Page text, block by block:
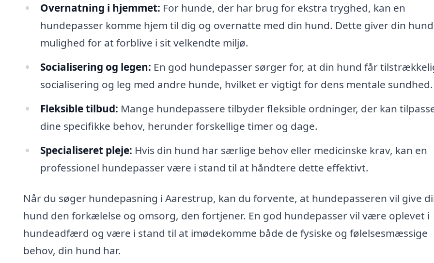
Overnatning i hjemmet: For hunde, der har brug for ekstra tryghed, kan en
hundepasser komme hjem til dig og overnatte med din hund. Dette giver din hund
mulighed for at forblive i sit velkendte miljø.
Socialisering og legen: En god hundepasser sørger for, at din hund får
socialisering og leg med andre hunde, hvilket er vigtigt for dens mentale sundhed.
Fleksible tilbud: Mange hundepassere tilbyder fleksible ordninger, der kan
dine specifikke behov, herunder forskellige timer og dage.
Specialiseret pleje: Hvis din hund har særlige behov eller medicinske krav, kan en
professionel hundepasser være i stand til at håndtere dette effektivt.
Når du søger hundepasning i Aarestrup, kan du forvente, at hundepasseren vil give
hund den forkælelse og omsorg, den fortjener. En god hundepasser vil være oplevet i
hundeadfærd og være i stand til at imødekomme både de fysiske og følelsesmæssige
behov, din hund har.